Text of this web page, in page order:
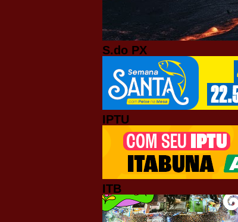
S.do PX
IPTU
ITB